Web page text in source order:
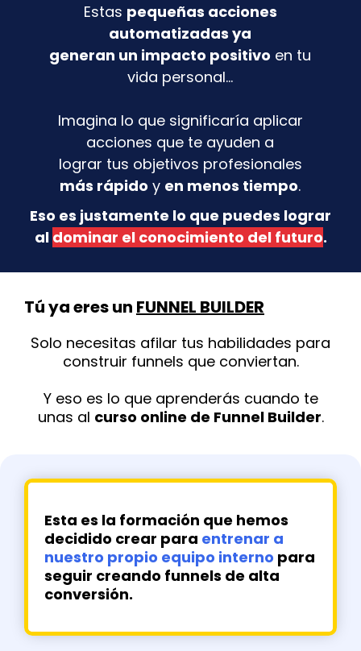
Estas pequeñas acciones
automatizadas ya
generan un impacto positivo en tu
vida personal...
Imagina lo que significaría aplicar
acciones que te ayuden a
lograr tus objetivos profesionales
más rápido y en menos tiempo.
Eso es justamente lo que puedes lograr
al dominar el conocimiento del futuro.
Tú ya eres un FUNNEL BUILDER
Solo necesitas afilar tus habilidades para
construir funnels que conviertan.
Y eso es lo que aprenderás cuando te
unas al curso online de Funnel Builder.
Esta es la formación que hemos
decidido crear para entrenar a
nuestro propio equipo interno para
seguir creando funnels de alta
conversión.